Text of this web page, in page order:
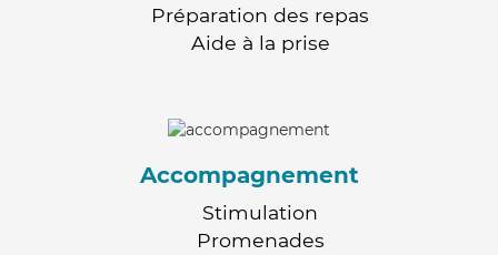
Préparation des repas
Aide à la prise
Accompagnement
Stimulation
Promenades